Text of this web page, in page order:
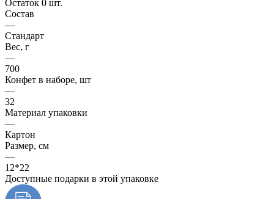
Остаток 0 шт.
Состав
—
Стандарт
Вес, г
—
700
Конфет в наборе, шт
—
32
Материал упаковки
—
Картон
Размер, см
—
12*22
Доступные подарки в этой упаковке